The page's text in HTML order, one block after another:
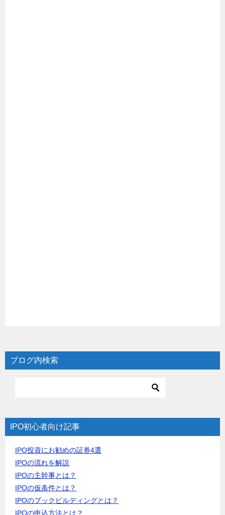
ブログ内検索
IPO初心者向け記事
IPO投資にお勧めの証券4選
IPOの流れを解説
IPOの主幹事とは？
IPOの仮条件とは？
IPOのブックビルディングとは？
IPOの申込方法とは？